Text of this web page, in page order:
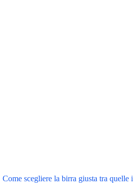
Come scegliere la birra giusta tra